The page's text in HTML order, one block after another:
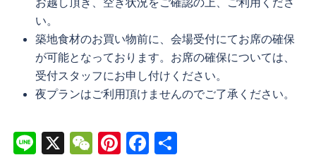
い。
築地食材のお買い物前に、会場受付にてお席の確保
が可能となっております。お席の確保については、
受付スタッフにお申し付けください。
夜プランはご利用頂けませんのでご了承ください。
Line
X WeChat
Pinterest
Facebook